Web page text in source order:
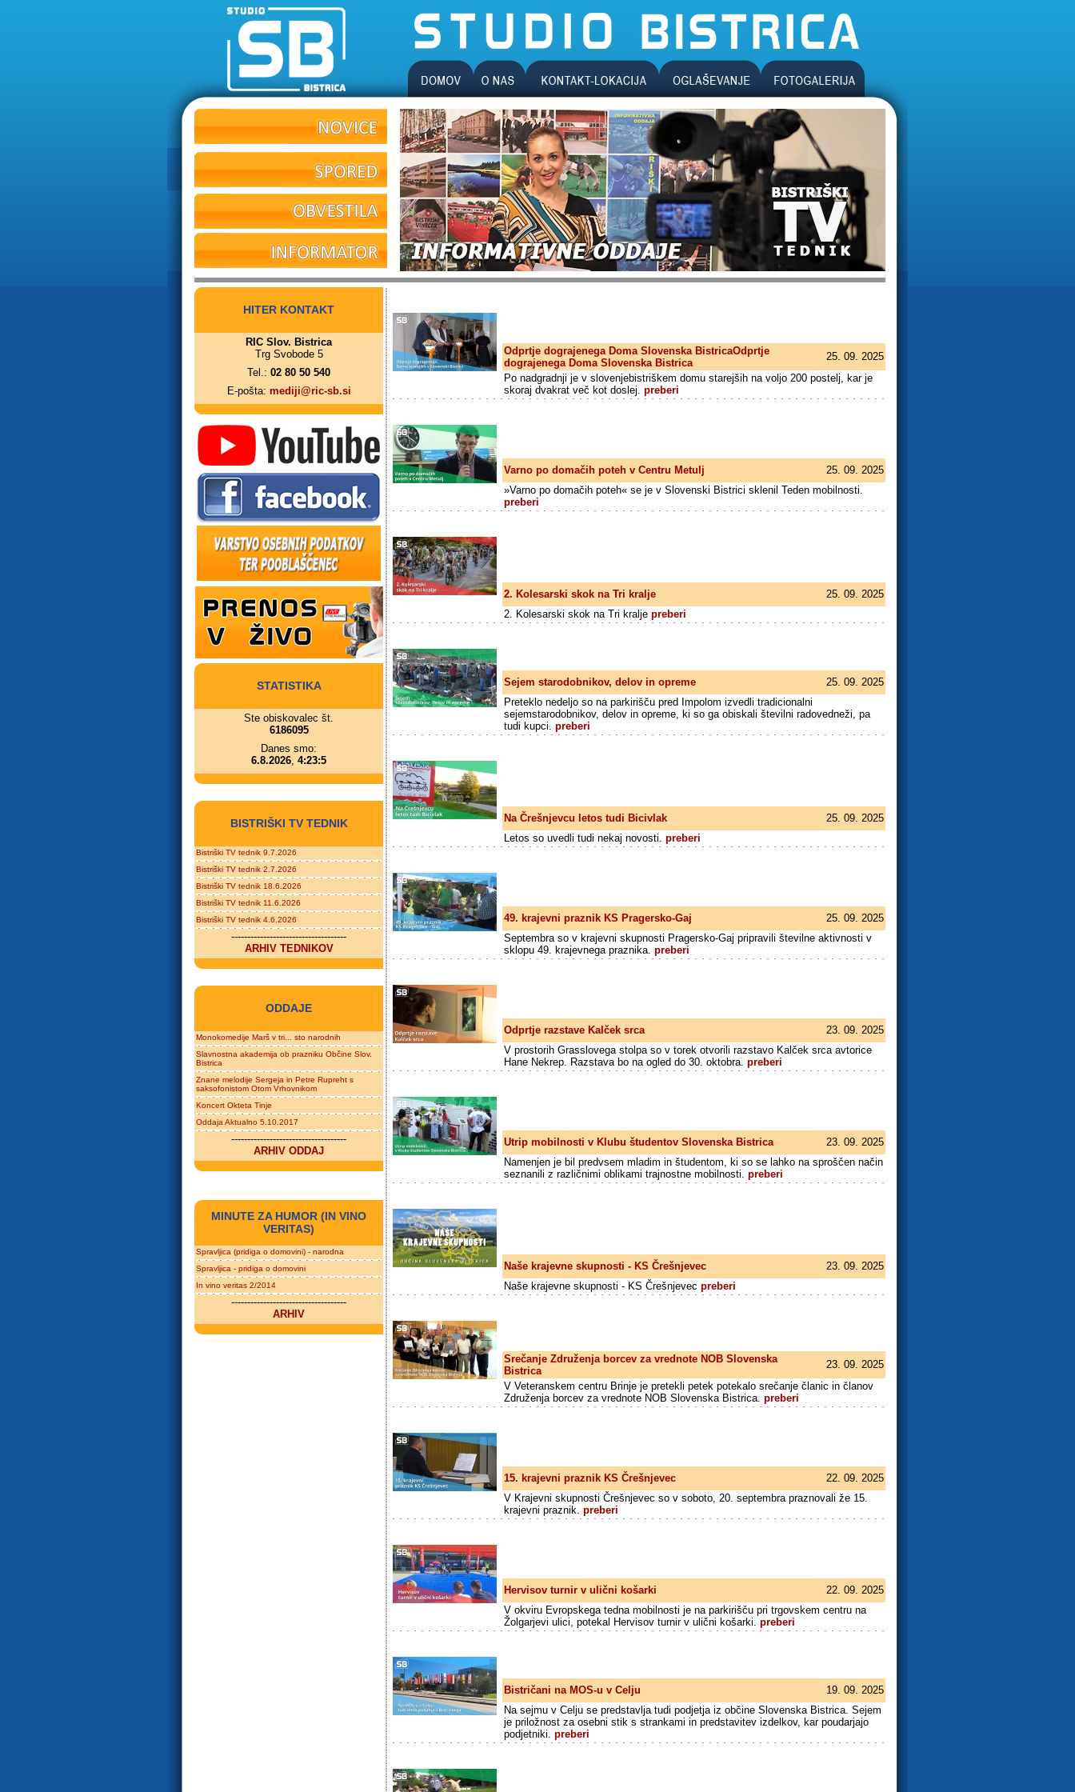
HITER KONTAKT
RIC Slov. Bistrica
Trg Svobode 5
Tel.: 02 80 50 540
E-pošta: mediji@ric-sb.si
STATISTIKA
Ste obiskovalec št.
6186095
Danes smo:
6.8.2026, 4:23:5
BISTRIŠKI TV TEDNIK
Bistriški TV tednik 9.7.2026
Bistriški TV tednik 2.7.2026
Bistriški TV tednik 18.6.2026
Bistriški TV tednik 11.6.2026
Bistriški TV tednik 4.6.2026
------------------------------------
ARHIV TEDNIKOV
ODDAJE
Monokomedije Marš v tri... sto narodnih
Slavnostna akademija ob prazniku Občine Slov.
Bistrica
Znane melodije Sergeja in Petre Rupreht s
saksofonistom Otom Vrhovnikom
Koncert Okteta Tinje
Oddaja Aktualno 5.10.2017
------------------------------------
ARHIV ODDAJ
MINUTE ZA HUMOR (IN VINO
VERITAS)
Spravljica (pridiga o domovini) - narodna
Spravljica - pridiga o domovini
In vino veritas 2/2014
------------------------------------
ARHIV
Odprtje dograjenega Doma Slovenska BistricaOdprtje
dograjenega Doma Slovenska Bistrica
25. 09. 2025
Po nadgradnji je v slovenjebistriškem domu starejših na voljo 200 postelj, kar je
skoraj dvakrat več kot doslej. preberi
Varno po domačih poteh v Centru Metulj
25. 09. 2025
»Varno po domačih poteh« se je v Slovenski Bistrici sklenil Teden mobilnosti.
preberi
2. Kolesarski skok na Tri kralje
25. 09. 2025
2. Kolesarski skok na Tri kralje preberi
Sejem starodobnikov, delov in opreme
25. 09. 2025
Preteklo nedeljo so na parkirišču pred Impolom izvedli tradicionalni
sejemstarodobnikov, delov in opreme, ki so ga obiskali številni radovedneži, pa
tudi kupci. preberi
Na Črešnjevcu letos tudi Bicivlak
25. 09. 2025
Letos so uvedli tudi nekaj novosti. preberi
49. krajevni praznik KS Pragersko-Gaj
25. 09. 2025
Septembra so v krajevni skupnosti Pragersko-Gaj pripravili številne aktivnosti v
sklopu 49. krajevnega praznika. preberi
Odprtje razstave Kalček srca
23. 09. 2025
V prostorih Grasslovega stolpa so v torek otvorili razstavo Kalček srca avtorice
Hane Nekrep. Razstava bo na ogled do 30. oktobra. preberi
Utrip mobilnosti v Klubu študentov Slovenska Bistrica
23. 09. 2025
Namenjen je bil predvsem mladim in študentom, ki so se lahko na sproščen način
seznanili z različnimi oblikami trajnostne mobilnosti. preberi
Naše krajevne skupnosti - KS Črešnjevec
23. 09. 2025
Naše krajevne skupnosti - KS Črešnjevec preberi
Srečanje Združenja borcev za vrednote NOB Slovenska
Bistrica
23. 09. 2025
V Veteranskem centru Brinje je pretekli petek potekalo srečanje članic in članov
Združenja borcev za vrednote NOB Slovenska Bistrica. preberi
15. krajevni praznik KS Črešnjevec
22. 09. 2025
V Krajevni skupnosti Črešnjevec so v soboto, 20. septembra praznovali že 15.
krajevni praznik. preberi
Hervisov turnir v ulični košarki
22. 09. 2025
V okviru Evropskega tedna mobilnosti je na parkirišču pri trgovskem centru na
Žolgarjevi ulici, potekal Hervisov turnir v ulični košarki. preberi
Bistričani na MOS-u v Celju
19. 09. 2025
Na sejmu v Celju se predstavlja tudi podjetja iz občine Slovenska Bistrica. Sejem
je priložnost za osebni stik s strankami in predstavitev izdelkov, kar poudarjajo
podjetniki. preberi